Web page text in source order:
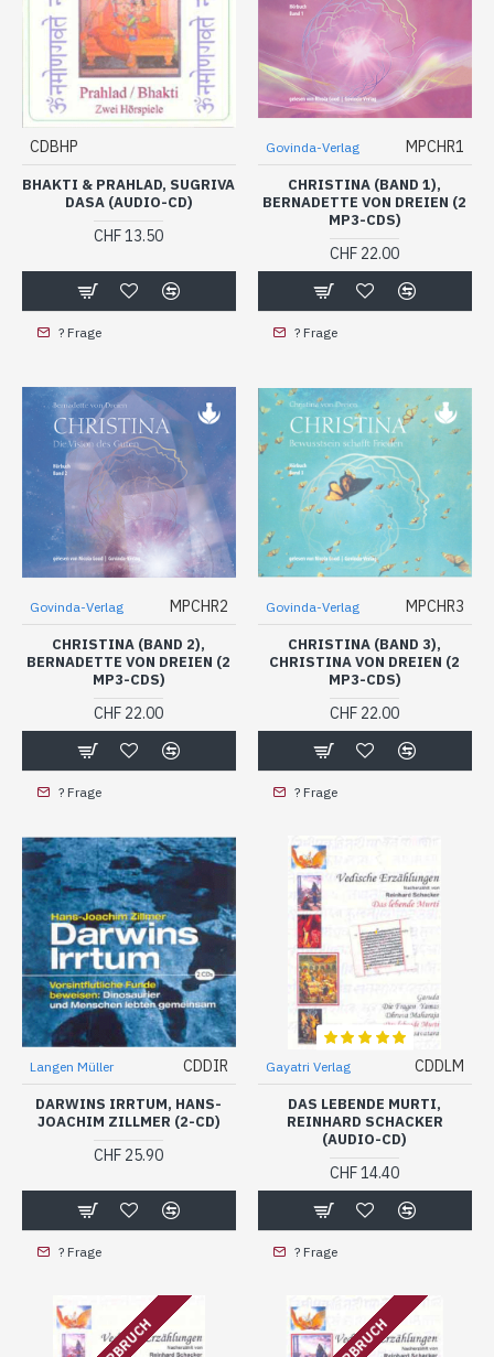
CDBHP
BHAKTI & PRAHLAD, SUGRIVA
DASA (AUDIO-CD)
CHF 13.50
? Frage
Govinda-Verlag MPCHR1
CHRISTINA (BAND 1),
BERNADETTE VON DREIEN (2
MP3-CDS)
CHF 22.00
? Frage
Govinda-Verlag MPCHR2
CHRISTINA (BAND 2),
BERNADETTE VON DREIEN (2
MP3-CDS)
CHF 22.00
? Frage
Govinda-Verlag MPCHR3
CHRISTINA (BAND 3),
CHRISTINA VON DREIEN (2
MP3-CDS)
CHF 22.00
? Frage
Langen Müller CDDIR
DARWINS IRRTUM, HANS-
JOACHIM ZILLMER (2-CD)
CHF 25.90
? Frage
Gayatri Verlag CDDLM
DAS LEBENDE MURTI,
REINHARD SCHACKER
(AUDIO-CD)
CHF 14.40
? Frage